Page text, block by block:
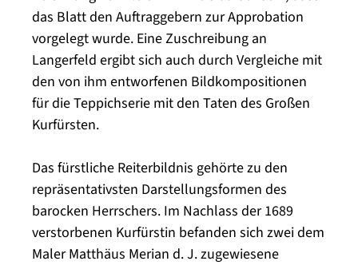
das Blatt den Auftraggebern zur Approbation
vorgelegt wurde. Eine Zuschreibung an
Langerfeld ergibt sich auch durch Vergleiche mit
den von ihm entworfenen Bildkompositionen
für die Teppichserie mit den Taten des Großen
Kurfürsten.
Das fürstliche Reiterbildnis gehörte zu den
repräsentativsten Darstellungsformen des
barocken Herrschers. Im Nachlass der 1689
verstorbenen Kurfürstin befanden sich zwei dem
Maler Matthäus Merian d. J. zugewiesene